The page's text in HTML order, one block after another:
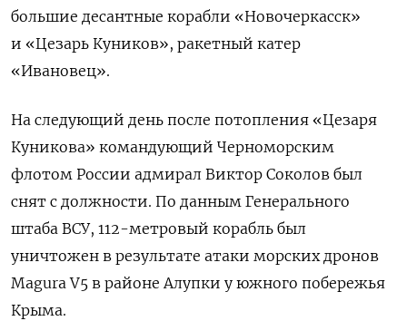
большие десантные корабли «Новочеркасск»
и «Цезарь Куников», ракетный катер
«Ивановец».
На следующий день после потопления «Цезаря
Куникова» командующий Черноморским
флотом России адмирал Виктор Соколов был
снят с должности. По данным Генерального
штаба ВСУ, 112-метровый корабль был
уничтожен в результате атаки морских дронов
Magura V5 в районе Алупки у южного побережья
Крыма.